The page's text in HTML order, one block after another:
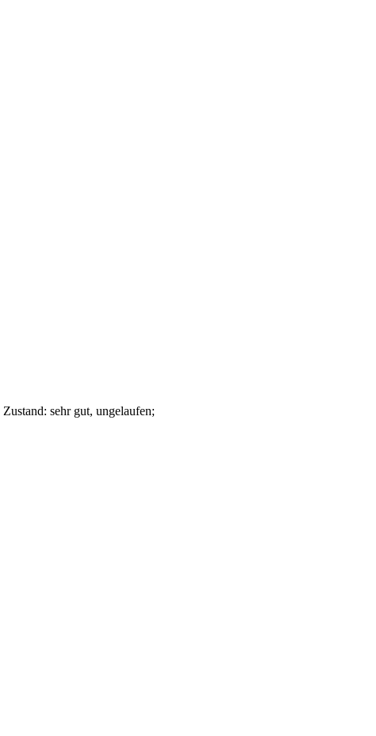
Zustand: sehr gut, ungelaufen;